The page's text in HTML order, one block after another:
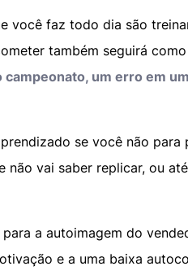
você faz todo dia são
também seguirá
um erro em
se você não para
vai saber replicar, ou
a autoimagem do
e a uma baixa